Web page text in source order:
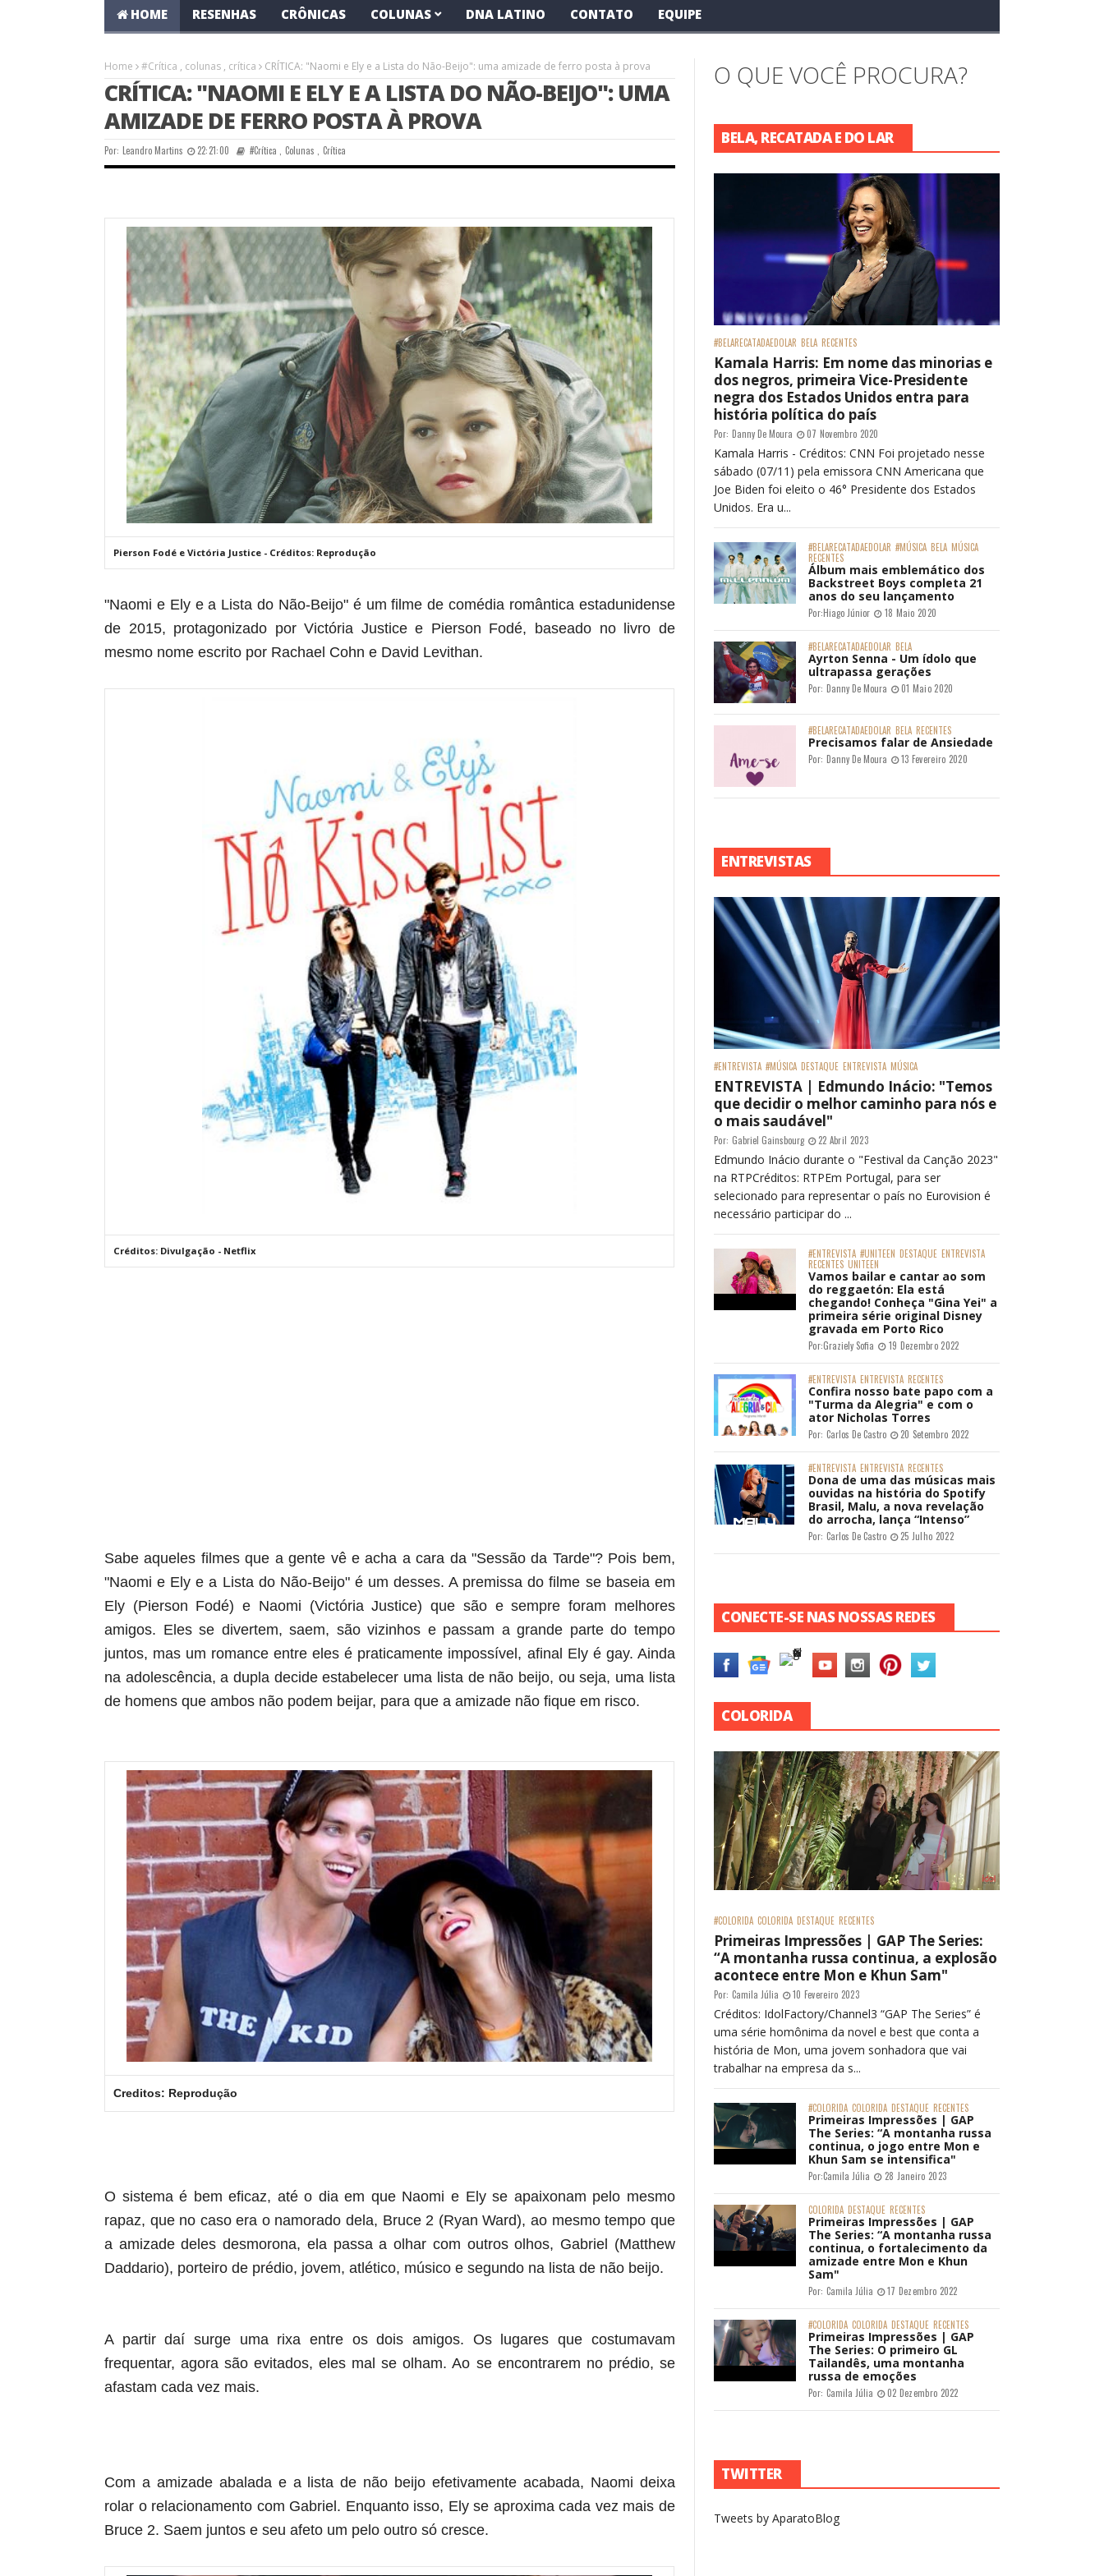
HOME RESENHAS CRÔNICAS COLUNAS DNA LATINO CONTATO EQUIPE
Home #Crítica , colunas , crítica CRÍTICA: "Naomi e Ely e a Lista do Não-Beijo": uma amizade de ferro posta à prova
CRÍTICA: "NAOMI E ELY E A LISTA DO NÃO-BEIJO": UMA
AMIZADE DE FERRO POSTA À PROVA
Por: Leandro Martins 22:21:00 #Crítica ,Colunas Crítica
Pierson Fodé e Victória Justice - Créditos: Reprodução
"Naomi e Ely e a Lista do Não-Beijo" é um filme de comédia romântica estadunidense
de 2015, protagonizado por Victória Justice e Pierson Fodé, baseado no livro de
mesmo nome escrito por Rachael Cohn e David Levithan.
Créditos: Divulgação - Netflix
Sabe aqueles filmes que a gente vê e acha a cara da "Sessão da Tarde"? Pois bem,
"Naomi e Ely e a Lista do Não-Beijo" é um desses. A premissa do filme se baseia em
Ely (Pierson Fodé) e Naomi (Victória Justice) que são e sempre foram melhores
amigos. Eles se divertem, saem, são vizinhos e passam a grande parte do tempo
juntos, mas um romance entre eles é praticamente impossível, afinal Ely é gay. Ainda
na adolescência, a dupla decide estabelecer uma lista de não beijo, ou seja, uma lista
de homens que ambos não podem beijar, para que a amizade não fique em risco.
Creditos: Reprodução
O sistema é bem eficaz, até o dia em que Naomi e Ely se apaixonam pelo mesmo
rapaz, que no caso era o namorado dela, Bruce 2 (Ryan Ward), ao mesmo tempo que
a amizade deles desmorona, ela passa a olhar com outros olhos, Gabriel (Matthew
Daddario), porteiro de prédio, jovem, atlético, músico e segundo na lista de não beijo.
A partir daí surge uma rixa entre os dois amigos. Os lugares que costumavam
frequentar, agora são evitados, eles mal se olham. Ao se encontrarem no prédio, se
afastam cada vez mais.
Com a amizade abalada e a lista de não beijo efetivamente acabada, Naomi deixa
rolar o relacionamento com Gabriel. Enquanto isso, Ely se aproxima cada vez mais de
Bruce 2. Saem juntos e seu afeto um pelo outro só cresce.
O QUE VOCÊ PROCURA?
BELA, RECATADA E DO LAR
#BELARECATADAEDOLAR BELA RECENTES
Kamala Harris: Em nome das minorias e
dos negros, primeira Vice-Presidente
negra dos Estados Unidos entra para
história política do país
Por: Danny De Moura 07 Novembro 2020
Kamala Harris - Créditos: CNN Foi projetado nesse
sábado (07/11) pela emissora CNN Americana que
Joe Biden foi eleito o 46° Presidente dos Estados
Unidos. Era u...
#BELARECATADAEDOLAR #MÚSICA BELA MÚSICA
RECENTES
Álbum mais emblemático dos
Backstreet Boys completa 21
anos do seu lançamento
Por:Hiago Júnior 18 Maio 2020
#BELARECATADAEDOLAR BELA
Ayrton Senna - Um ídolo que
ultrapassa gerações
Por: Danny De Moura 01 Maio 2020
#BELARECATADAEDOLAR BELA RECENTES
Precisamos falar de Ansiedade
Por: Danny De Moura 13 Fevereiro 2020
ENTREVISTAS
#ENTREVISTA #MÚSICA DESTAQUE ENTREVISTA MÚSICA
ENTREVISTA | Edmundo Inácio: "Temos
que decidir o melhor caminho para nós e
o mais saudável"
Por: Gabriel Gainsbourg 22 Abril 2023
Edmundo Inácio durante o "Festival da Canção 2023"
na RTPCréditos: RTPEm Portugal, para ser
selecionado para representar o país no Eurovision é
necessário participar do ...
#ENTREVISTA #UNITEEN DESTAQUE ENTREVISTA
RECENTES UNITEEN
Vamos bailar e cantar ao som
do reggaetón: Ela está
chegando! Conheça "Gina Yei" a
primeira série original Disney
gravada em Porto Rico
Por:Graziely Sofia 19 Dezembro 2022
#ENTREVISTA ENTREVISTA RECENTES
Confira nosso bate papo com a
"Turma da Alegria" e com o
ator Nicholas Torres
Por: Carlos De Castro 20 Setembro 2022
#ENTREVISTA ENTREVISTA RECENTES
Dona de uma das músicas mais
ouvidas na história do Spotify
Brasil, Malu, a nova revelação
do arrocha, lança “Intenso”
Por: Carlos De Castro 25 Julho 2022
CONECTE-SE NAS NOSSAS REDES
COLORIDA
#COLORIDA COLORIDA DESTAQUE RECENTES
Primeiras Impressões | GAP The Series:
“A montanha russa continua, a explosão
acontece entre Mon e Khun Sam"
Por: Camila Júlia 10 Fevereiro 2023
Créditos: IdolFactory/Channel3 “GAP The Series” é
uma série homônima da novel e best que conta a
história de Mon, uma jovem sonhadora que vai
trabalhar na empresa da s...
#COLORIDA COLORIDA DESTAQUE RECENTES
Primeiras Impressões | GAP
The Series: “A montanha russa
continua, o jogo entre Mon e
Khun Sam se intensifica"
Por:Camila Júlia 28 Janeiro 2023
COLORIDA DESTAQUE RECENTES
Primeiras Impressões | GAP
The Series: “A montanha russa
continua, o fortalecimento da
amizade entre Mon e Khun
Sam"
Por: Camila Júlia 17 Dezembro 2022
#COLORIDA COLORIDA DESTAQUE RECENTES
Primeiras Impressões | GAP
The Series: O primeiro GL
Tailandês, uma montanha
russa de emoções
Por: Camila Júlia 02 Dezembro 2022
TWITTER
Tweets by AparatoBlog